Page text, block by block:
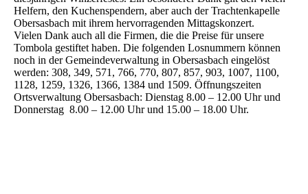
Helfern, den Kuchenspendern, aber auch der Trachtenkapelle
Obersasbach mit ihrem hervorragenden Mittagskonzert.
Vielen Dank auch all die Firmen, die die Preise für unsere
Tombola gestiftet haben. Die folgenden Losnummern können
noch in der Gemeindeverwaltung in Obersasbach eingelöst
werden: 308, 349, 571, 766, 770, 807, 857, 903, 1007, 1100,
1128, 1259, 1326, 1366, 1384 und 1509. Öffnungszeiten
Ortsverwaltung Obersasbach: Dienstag 8.00 – 12.00 Uhr und
Donnerstag 8.00 – 12.00 Uhr und 15.00 – 18.00 Uhr.